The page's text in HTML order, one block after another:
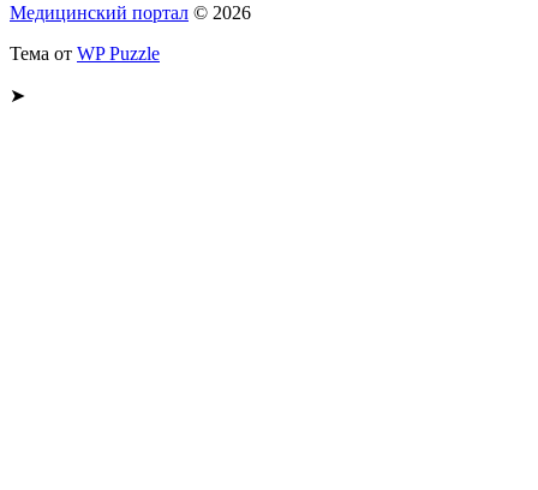
Медицинский портал © 2026
Тема от WP Puzzle
➤